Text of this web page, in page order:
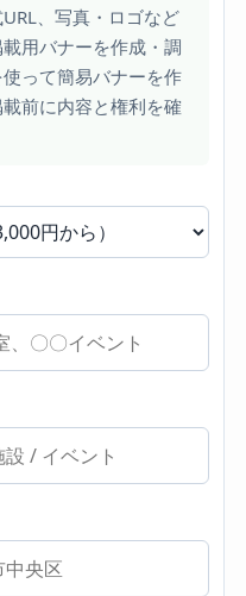
、写真・ロゴなど
用バナーを作成・調
って簡易バナーを作
前に内容と権利を確